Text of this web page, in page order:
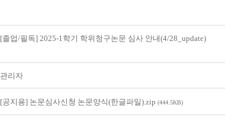
[졸업/필독] 2025-1학기 학위청구논문 심사 안내(4/28_update)
관리자
[공지용] 논문심사신청 논문양식(한글파일).zip (444.5KB)